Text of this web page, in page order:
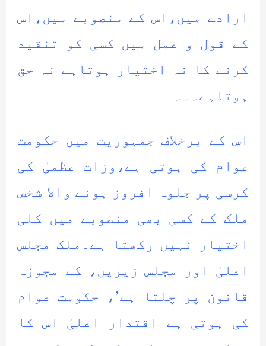
ارادے میں،اس کے منصوبے میں،اس
کے قول و عمل میں کسی کو تنقید
کرنے کا نہ اختیار ہوتاہے نہ حق
ہوتاہے۔۔۔
اس کے برخلاف جمہوریت میں حکومت
عوام کی ہوتی ہے،وزات عظمیٰ کی
کرسی پر جلوہ افروز ہونے والا شخص
ملک کے کسی بھی منصوبے میں کلی
اختیار نہیں رکھتا ہے۔ملک مجلس
اعلیٰ اور مجلس زیریں، کے مجوزہ
قانون پر چلتا ہے’، حکومت عوام
کی ہوتی ہے اقتدار اعلیٰ اس کا